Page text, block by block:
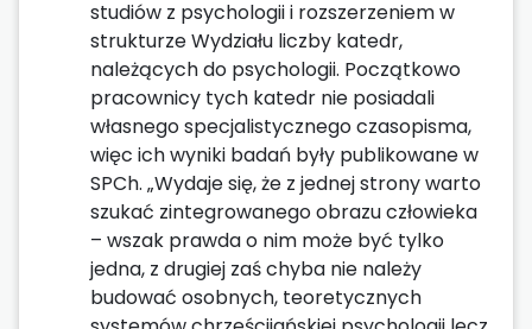
studiów z psychologii i rozszerzeniem w
strukturze Wydziału liczby katedr,
należących do psychologii. Początkowo
pracownicy tych katedr nie posiadali
własnego specjalistycznego czasopisma,
więc ich wyniki badań były publikowane w
SPCh. „Wydaje się, że z jednej strony warto
szukać zintegrowanego obrazu człowieka
– wszak prawda o nim może być tylko
jedna, z drugiej zaś chyba nie należy
budować osobnych, teoretycznych